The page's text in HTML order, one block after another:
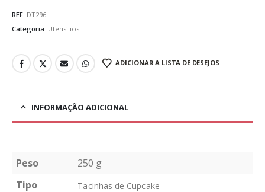
REF: DT296
Categoria: Utensílios
ADICIONAR A LISTA DE DESEJOS
INFORMAÇÃO ADICIONAL
Peso
250 g
Tipo
Tacinhas de Cupcake